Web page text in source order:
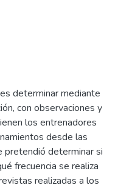
determinar mediante
con observaciones y
los entrenadores
desde las
pretendió determinar si
frecuencia se realiza
realizadas a los